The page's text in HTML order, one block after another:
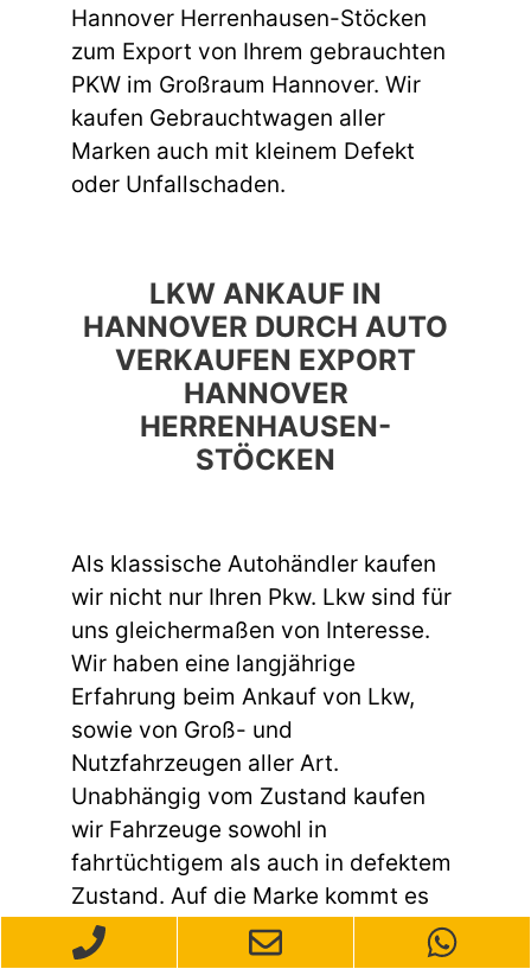
Hannover Herrenhausen-Stöcken
zum Export von Ihrem gebrauchten
PKW im Großraum Hannover. Wir
kaufen Gebrauchtwagen aller
Marken auch mit kleinem Defekt
oder Unfallschaden.
LKW ANKAUF IN
HANNOVER DURCH AUTO
VERKAUFEN EXPORT
HANNOVER
HERRENHAUSEN-
STÖCKEN
Als klassische Autohändler kaufen
wir nicht nur Ihren Pkw. Lkw sind für
uns gleichermaßen von Interesse.
Wir haben eine langjährige
Erfahrung beim Ankauf von Lkw,
sowie von Groß- und
Nutzfahrzeugen aller Art.
Unabhängig vom Zustand kaufen
wir Fahrzeuge sowohl in
fahrtüchtigem als auch in defektem
Zustand. Auf die Marke kommt es
dabei ebenso wenig an wie auf den
aktuellen Kilometerstand. Die